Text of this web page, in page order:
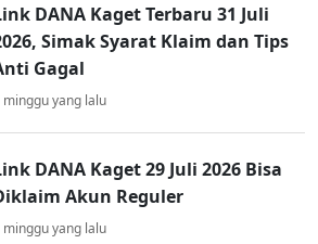
DANA Kaget Terbaru 31 Juli
Simak Syarat Klaim dan Tips
Gagal
minggu yang lalu
DANA Kaget 29 Juli 2026 Bisa
Akun Reguler
minggu yang lalu